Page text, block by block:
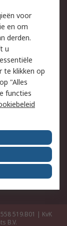
RS
519.B01 | KvK
B.V.
voor
en om
derden.
u
te klikken op
"Alles
functies